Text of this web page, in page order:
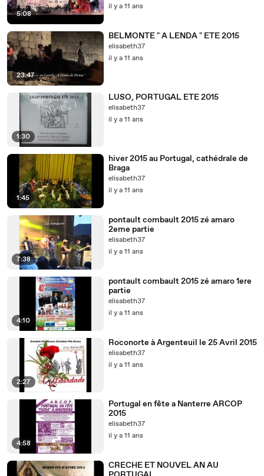
5:08
il y a 11 ans
23:47
BELMONTE " A LENDA " ETE 2015
elisabeth37
il y a 11 ans
1:30
LUSO, PORTUGAL ETE 2015
elisabeth37
il y a 11 ans
1:45
hiver 2015 au Portugal, cathédrale de
Braga
elisabeth37
il y a 11 ans
7:38
pontault combault 2015 zé amaro
2eme partie
elisabeth37
il y a 11 ans
4:10
pontault combault 2015 zé amaro 1ere
partie
elisabeth37
il y a 11 ans
2:27
Roconorte à Argenteuil le 25 Avril 2015
elisabeth37
il y a 11 ans
4:58
Portugal en fête a Nanterre ARCOP
2015
elisabeth37
il y a 11 ans
CRECHE ET NOUVEL AN AU